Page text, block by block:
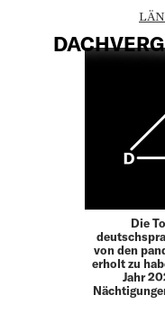
Die
von den
erholt zu
Jahr